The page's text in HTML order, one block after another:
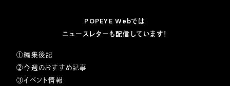
POPEYE Webでは
ニュースレターも配信しています！
①編集後記
②今週のおすすめ記事
③イベント情報